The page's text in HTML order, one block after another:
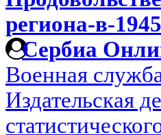
региона-в-
Сербиа
Военная
Издательская